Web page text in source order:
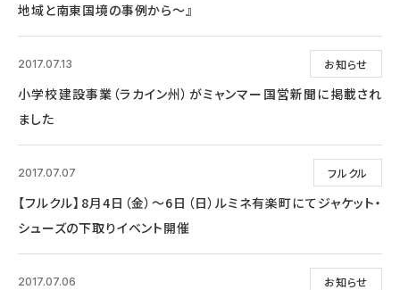
地域と南東国境の事例から～』
お知らせ
2017.07.13
小学校建設事業（ラカイン州）がミャンマー国営新聞に掲載され
ました
フルクル
2017.07.07
【フルクル】8月4日（金）～6日（日）ルミネ有楽町にてジャケット・
シューズの下取りイベント開催
お知らせ
2017.07.06